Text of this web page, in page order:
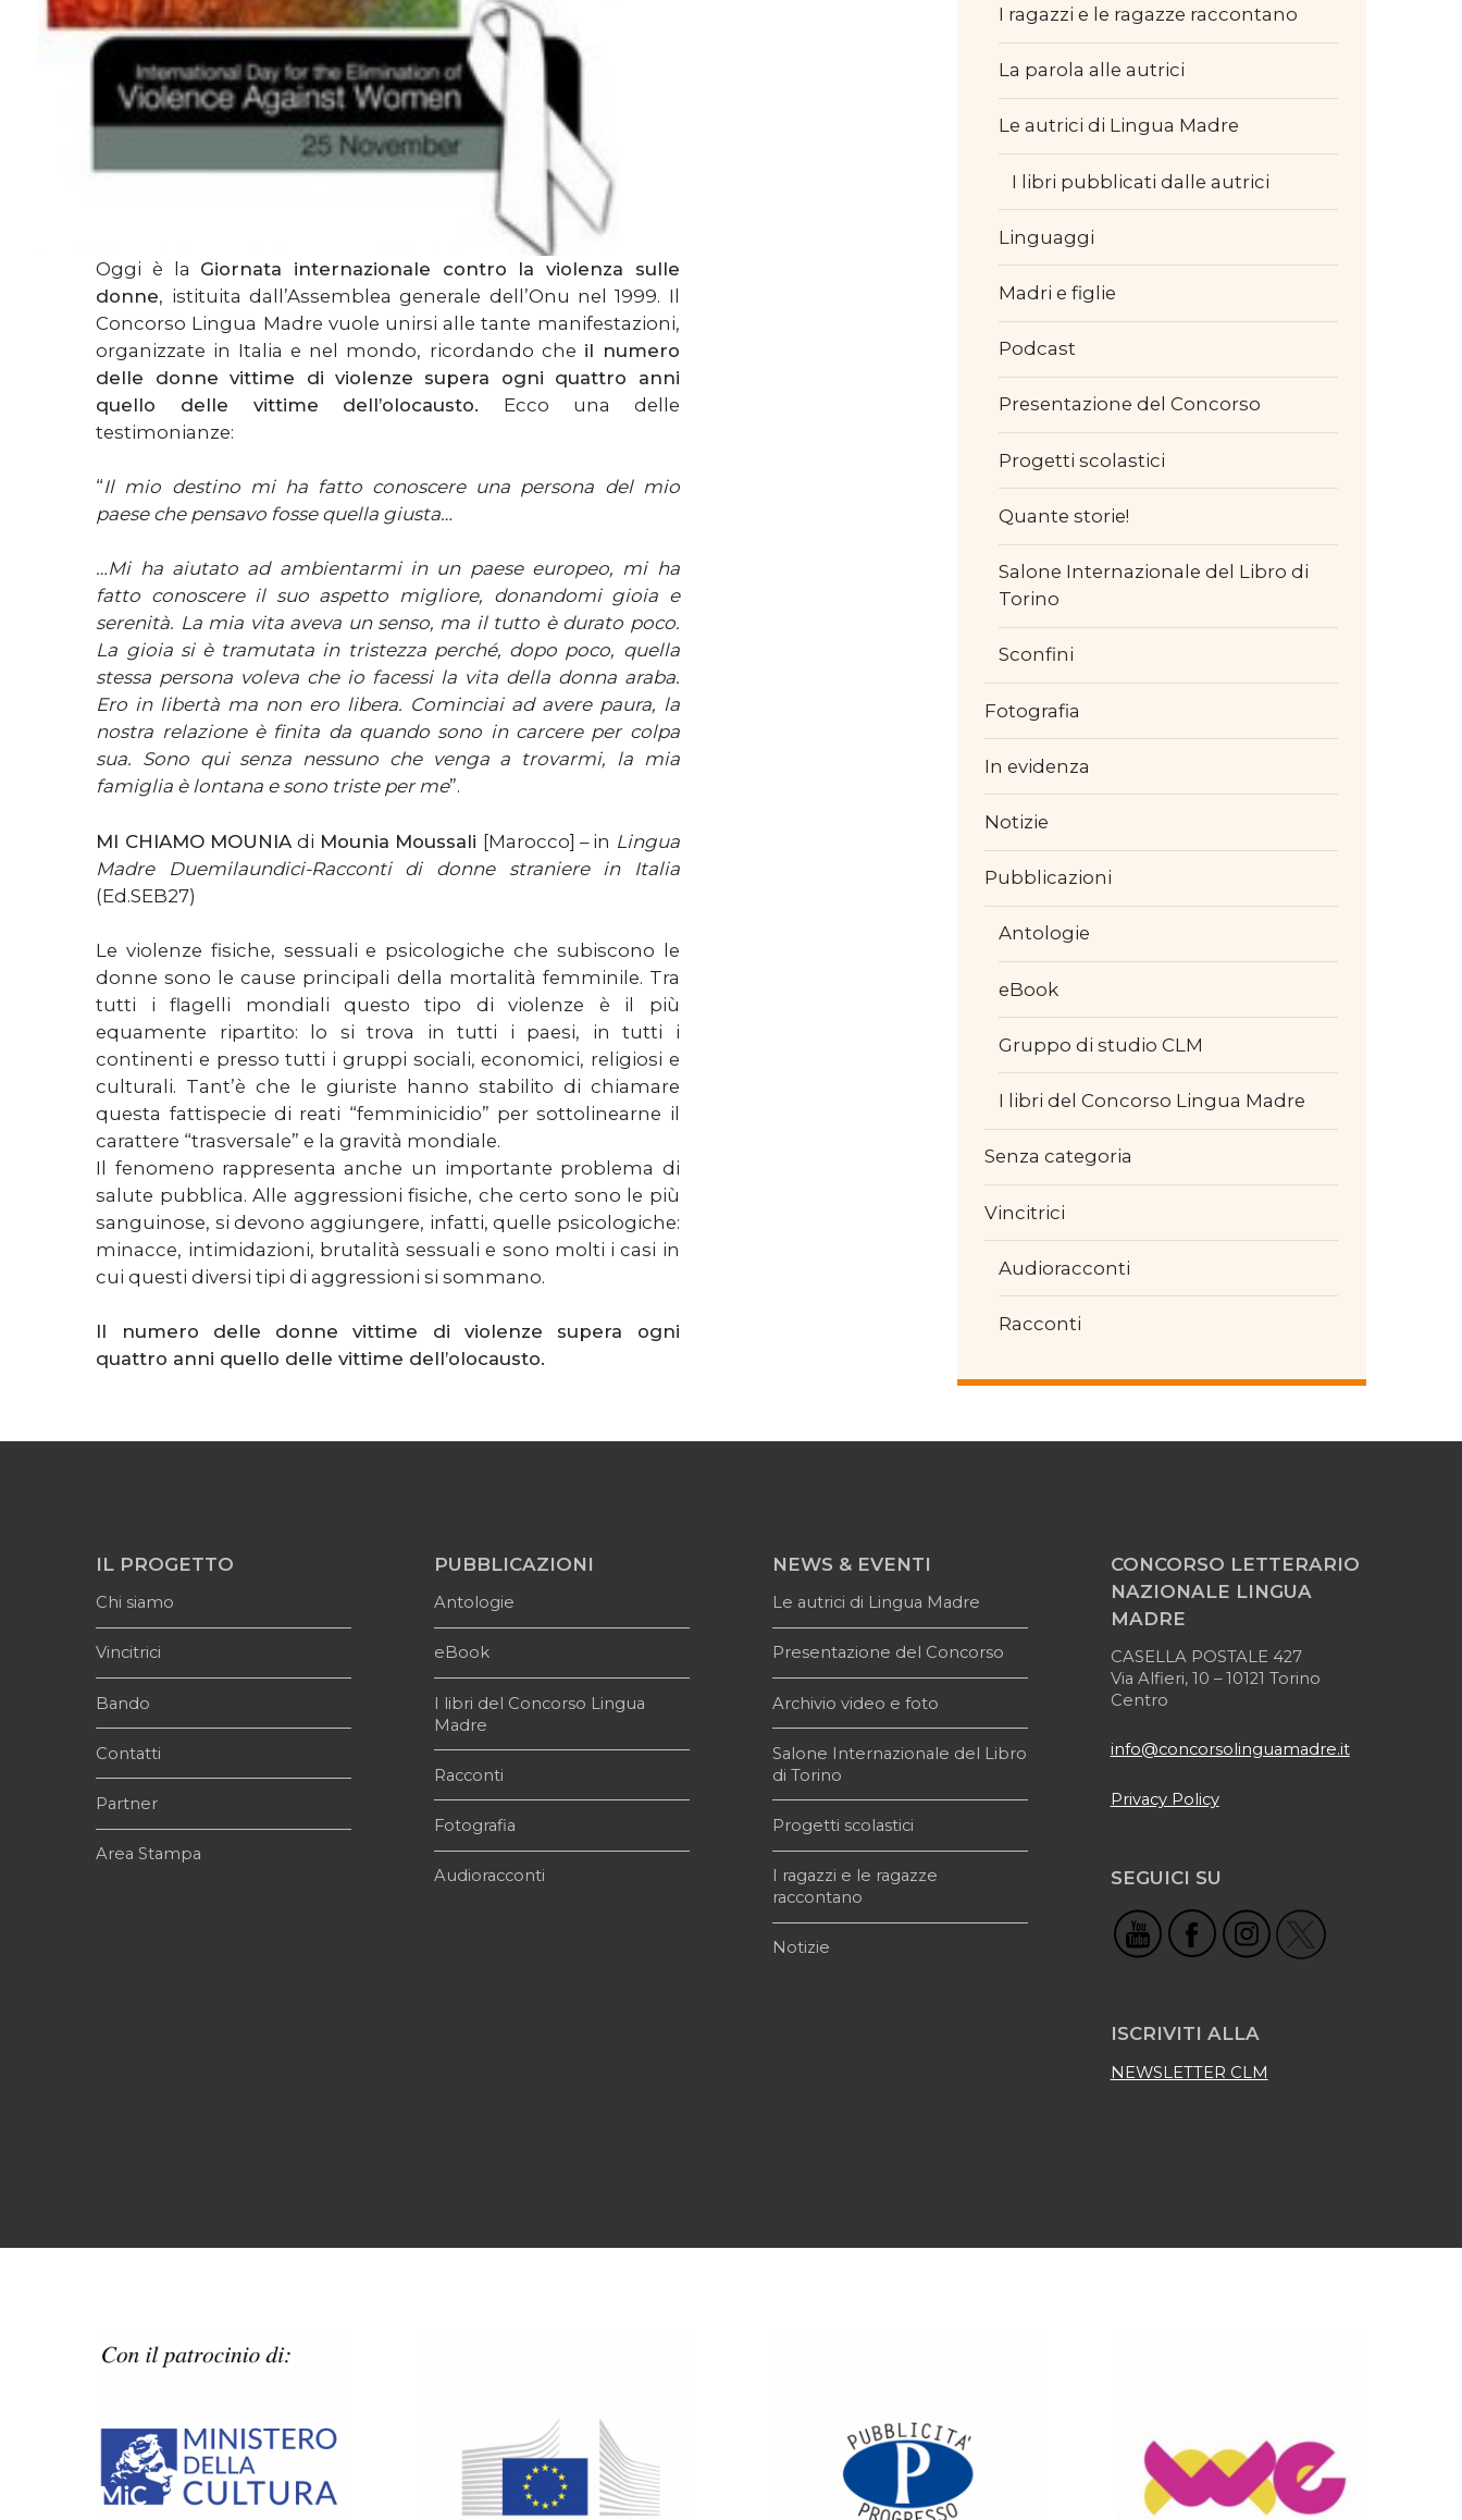
Oggi è la Giornata internazionale contro la violenza sulle
donne, istituita dall’Assemblea generale dell’Onu nel 1999. Il
Concorso Lingua Madre vuole unirsi alle tante manifestazioni,
organizzate in Italia e nel mondo, ricordando che il numero
delle donne vittime di violenze supera ogni quattro anni
quello delle vittime dell’olocausto. Ecco una delle
testimonianze:
“Il mio destino mi ha fatto conoscere una persona del mio
paese che pensavo fosse quella giusta…
…Mi ha aiutato ad ambientarmi in un paese europeo, mi ha
fatto conoscere il suo aspetto migliore, donandomi gioia e
serenità. La mia vita aveva un senso, ma il tutto è durato poco.
La gioia si è tramutata in tristezza perché, dopo poco, quella
stessa persona voleva che io facessi la vita della donna araba.
Ero in libertà ma non ero libera. Cominciai ad avere paura, la
nostra relazione è finita da quando sono in carcere per colpa
sua. Sono qui senza nessuno che venga a trovarmi, la mia
famiglia è lontana e sono triste per me”.
MI CHIAMO MOUNIAdi Mounia Moussali [Marocco] – in Lingua
Madre Duemilaundici-Racconti di donne straniere in Italia
(Ed.SEB27)
Le violenze fisiche, sessuali e psicologiche che subiscono le
donne sono le cause principali della mortalità femminile. Tra
tutti i flagelli mondiali questo tipo di violenze è il più
equamente ripartito: lo si trova in tutti i paesi, in tutti i
continenti e presso tutti i gruppi sociali, economici, religiosi e
culturali. Tant’è che le giuriste hanno stabilito di chiamare
questa fattispecie di reati “femminicidio” per sottolinearne il
carattere “trasversale” e la gravità mondiale.
Il fenomeno rappresenta anche un importante problema di
salute pubblica. Alle aggressioni fisiche, che certo sono le più
sanguinose, si devono aggiungere, infatti, quelle psicologiche:
minacce, intimidazioni, brutalità sessuali e sono molti i casi in
cui questi diversi tipi di aggressioni si sommano.
Il numero delle donne vittime di violenze supera ogni
quattro anni quello delle vittime dell’olocausto.
I ragazzi e le ragazze raccontano
La parola alle autrici
Le autrici di Lingua Madre
I libri pubblicati dalle autrici
Linguaggi
Madri e figlie
Podcast
Presentazione del Concorso
Progetti scolastici
Quante storie!
Salone Internazionale del Libro di
Torino
Sconfini
Fotografia
In evidenza
Notizie
Pubblicazioni
Antologie
eBook
Gruppo di studio CLM
I libri del Concorso Lingua Madre
Senza categoria
Vincitrici
Audioracconti
Racconti
IL PROGETTO
Chi siamo
Vincitrici
Bando
Contatti
Partner
Area Stampa
PUBBLICAZIONI
Antologie
eBook
I libri del Concorso Lingua
Madre
Racconti
Fotografia
Audioracconti
NEWS & EVENTI
Le autrici di Lingua Madre
Presentazione del Concorso
Archivio video e foto
Salone Internazionale del Libro
di Torino
Progetti scolastici
I ragazzi e le ragazze
raccontano
Notizie
CONCORSO LETTERARIO
NAZIONALE LINGUA
MADRE
CASELLA POSTALE 427
Via Alfieri, 10 – 10121 Torino
Centro
info@concorsolinguamadre.it
Privacy Policy
SEGUICI SU
ISCRIVITI ALLA
NEWSLETTER CLM